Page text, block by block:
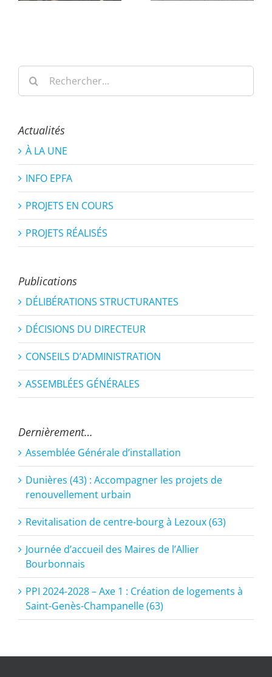
Rechercher:
Actualités
À LA UNE
INFO EPFA
PROJETS EN COURS
PROJETS RÉALISÉS
Publications
DÉLIBÉRATIONS STRUCTURANTES
DÉCISIONS DU DIRECTEUR
CONSEILS D’ADMINISTRATION
ASSEMBLÉES GÉNÉRALES
Dernièrement…
Assemblée Générale d’installation
Dunières (43) : Accompagner les projets de
renouvellement urbain
Revitalisation de centre-bourg à Lezoux (63)
Journée d’accueil des Maires de l’Allier
Bourbonnais
PPI 2024-2028 – Axe 1 : Création de logements à
Saint-Genès-Champanelle (63)